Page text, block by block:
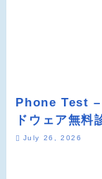
Phone Test –
ドウェア無料
July 26, 2026